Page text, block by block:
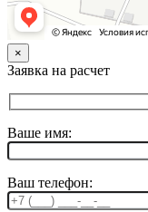
×
Заявка на расчет
Ваше имя:
Ваш телефон: